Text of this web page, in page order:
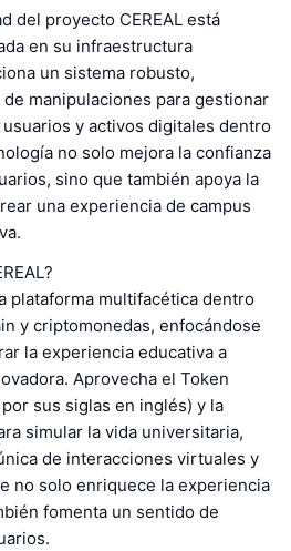
del proyecto CEREAL está
en su infraestructura
un sistema robusto,
manipulaciones para gestionar
y activos digitales dentro
no solo mejora la confianza
sino que también apoya la
una experiencia de campus
plataforma multifacética dentro
y criptomonedas, enfocándose
la experiencia educativa a
Aprovecha el Token
sus siglas en inglés) y la
simular la vida universitaria,
de interacciones virtuales y
no solo enriquece la experiencia
fomenta un sentido de